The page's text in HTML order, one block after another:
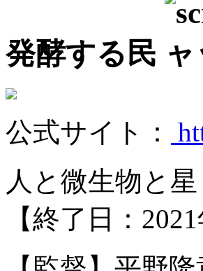
発酵する民
公式サイト：
人と微生物と
【終了日：